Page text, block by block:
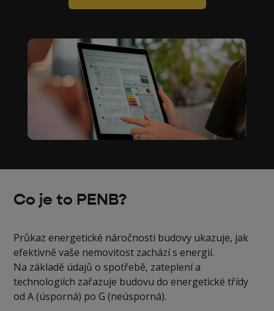
Co je to PENB?
Průkaz energetické náročnosti budovy ukazuje, jak
efektivně vaše nemovitost zachází s energií.
Na základě údajů o spotřebě, zateplení a
technologiích zařazuje budovu do energetické třídy
od A (úsporná) po G (neúsporná).